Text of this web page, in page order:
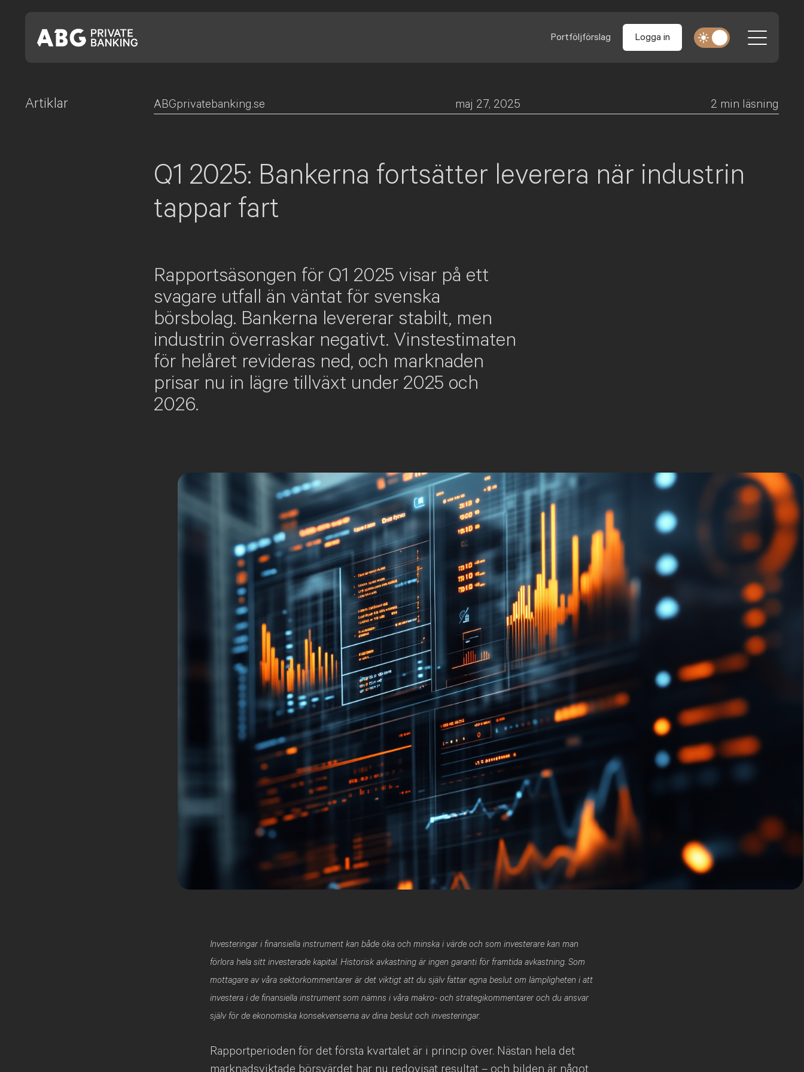
Portföljförslag Logga in
Artiklar ABGprivatebanking.se maj 27, 2025 2 min läsning
Q1 2025: Bankerna fortsätter leverera när industrin
tappar fart
Rapportsäsongen för Q1 2025 visar på ett
svagare utfall än väntat för svenska
börsbolag. Bankerna levererar stabilt, men
industrin överraskar negativt. Vinstestimaten
för helåret revideras ned, och marknaden
prisar nu in lägre tillväxt under 2025 och
2026.
Investeringar i finansiella instrument kan både öka och minska i värde och som investerare kan man
förlora hela sitt investerade kapital. Historisk avkastning är ingen garanti för framtida avkastning. Som
mottagare av våra sektorkommentarer är det viktigt att du själv fattar egna beslut om lämpligheten i att
investera i de finansiella instrument som nämns i våra makro- och strategikommentarer och du ansvar
själv för de ekonomiska konsekvenserna av dina beslut och investeringar.
Rapportperioden för det första kvartalet är i princip över. Nästan hela det